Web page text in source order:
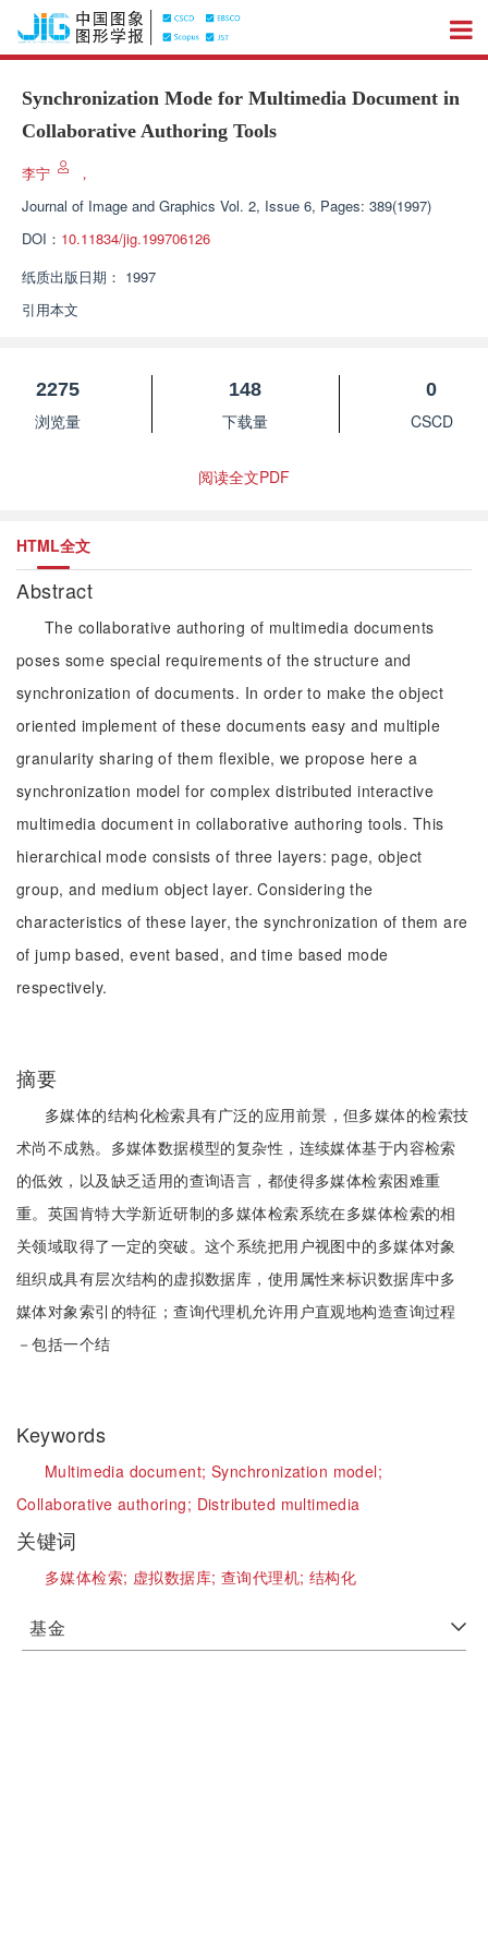
Synchronization Mode for Multimedia Document in
Collaborative Authoring Tools
李宁
，
Journal of Image and Graphics Vol. 2, Issue 6, Pages: 389(1997)
DOI： 10.11834/jig.199706126
纸质出版日期： 1997
引用本文
2275
浏览量
148
下载量
0
CSCD
阅读全文PDF
HTML全文
Abstract
The collaborative authoring of multimedia documents
poses some special requirements of the structure and
synchronization of documents. In order to make the object
oriented implement of these documents easy and multiple
granularity sharing of them flexible, we propose here a
synchronization model for complex distributed interactive
multimedia document in collaborative authoring tools. This
hierarchical mode consists of three layers: page, object
group, and medium object layer. Considering the
characteristics of these layer, the synchronization of them are
of jump based, event based, and time based mode
respectively.
摘要
多媒体的结构化检索具有广泛的应用前景，但多媒体的检索技
术尚不成熟。多媒体数据模型的复杂性，连续媒体基于内容检索
的低效，以及缺乏适用的查询语言，都使得多媒体检索困难重
重。英国肯特大学新近研制的多媒体检索系统在多媒体检索的相
关领域取得了一定的突破。这个系统把用户视图中的多媒体对象
组织成具有层次结构的虚拟数据库，使用属性来标识数据库中多
媒体对象索引的特征；查询代理机允许用户直观地构造查询过程
－包括一个结
Keywords
Multimedia document; Synchronization model;
Collaborative authoring; Distributed multimedia
关键词
多媒体检索; 虚拟数据库; 查询代理机; 结构化
基金